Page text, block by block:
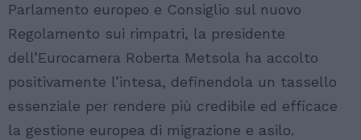
Parlamento europeo e Consiglio sul nuovo
Regolamento sui rimpatri, la presidente
dell’Eurocamera Roberta Metsola ha accolto
positivamente l’intesa, definendola un tassello
essenziale per rendere più credibile ed efficace
la gestione europea di migrazione e asilo.